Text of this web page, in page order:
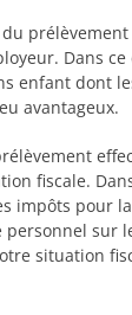
Dans
enfant dont
avantageux.
fiscale.
impôts pour
sur
situation